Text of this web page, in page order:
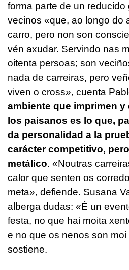
forma parte de un
vecinos «que, ao longo do
carro, pero non son
vén axudar. Servindo nas
oitenta persoas; son
nada de carreiras, pero
viven o cross», cuenta
ambiente que imprimen
los paisanos es lo que,
da personalidad a la
carácter competitivo,
metálico. «Noutras
calor que senten os
meta», defiende. Susana
alberga dudas: «É un
festa, no que hai moita
e no que os nenos son
sostiene.